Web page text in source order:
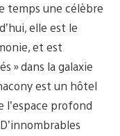
temps une célèbre
elle est le
et est
» dans la galaxie
est un hôtel
profond